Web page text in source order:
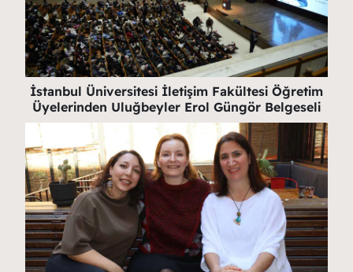
İstanbul Üniversitesi İletişim Fakültesi Öğretim
Üyelerinden Uluğbeyler Erol Güngör Belgeseli